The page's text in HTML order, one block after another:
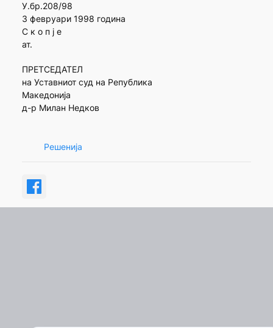
У.бр.208/98
3 февруари 1998 година
С к о п ј е
ат.
ПРЕТСЕДАТЕЛ
на Уставниот суд на Република
Македонија
д-р Милан Недков
Решенија